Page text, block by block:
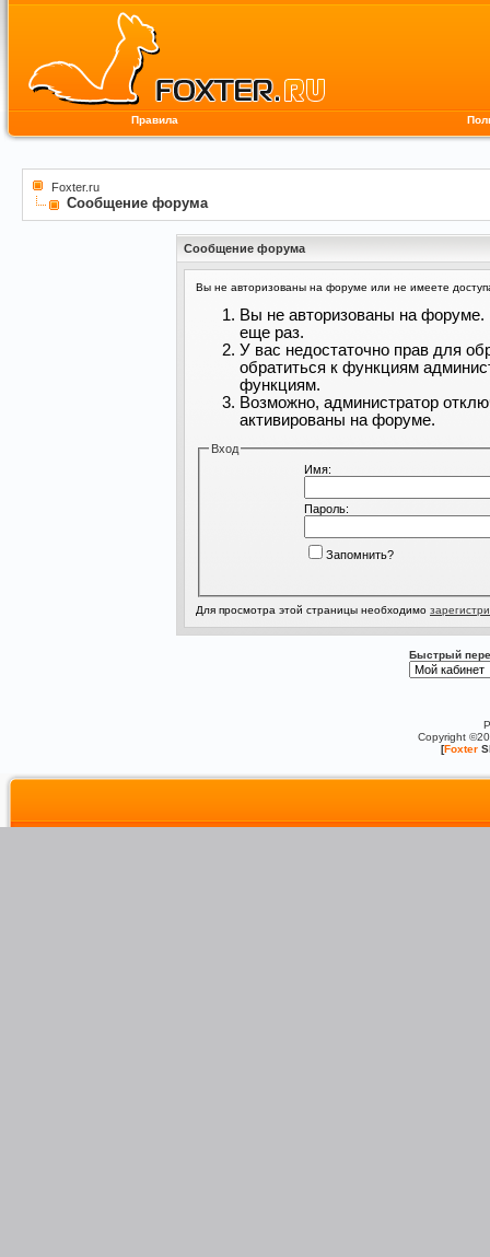
Правила
Foxter.ru
Сообщение форума
Сообщение форума
Вы не авторизованы на форуме или не имеете
Вы не авторизованы на форуме.
еще раз.
У вас недостаточно прав для
обратиться к функциям
функциям.
Возможно, администратор
активированы на форуме.
Вход
Имя:
Пароль:
Запомнить?
Для просмотра этой страницы необходимо
Быстрый
Copyright
[Foxter